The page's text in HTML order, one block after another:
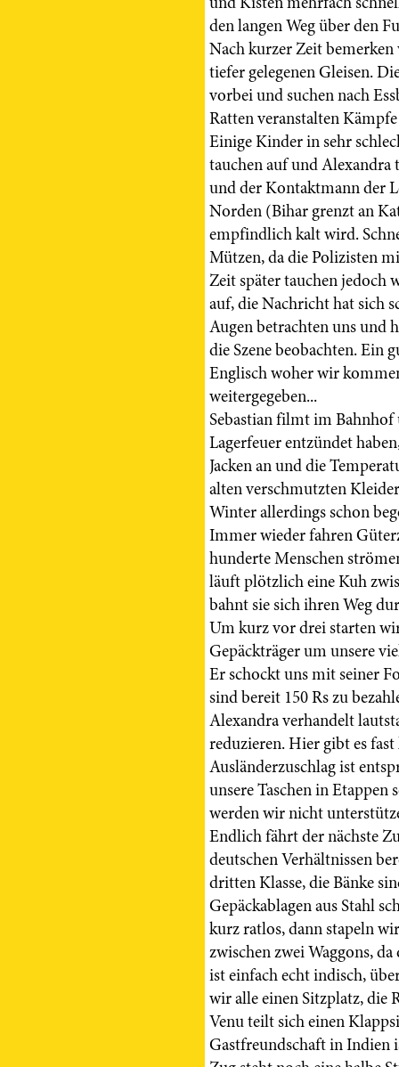
den langen Weg über den
Nach kurzer Zeit
tiefer gelegenen Gleisen.
vorbei und suchen nach
Ratten veranstalten
Einige Kinder in sehr
tauchen auf und Alexandra
und der Kontaktmann der
Norden (Bihar grenzt an
empfindlich kalt wird.
Mützen, da die Polizisten
Zeit später tauchen jedoch
auf, die Nachricht hat sich
Augen betrachten uns und
die Szene beobachten. Ein
Englisch woher wir
weitergegeben...
Sebastian filmt im
Lagerfeuer entzündet
Jacken an und die
alten verschmutzten
Winter allerdings schon
Immer wieder fahren
hunderte Menschen
läuft plötzlich eine Kuh
bahnt sie sich ihren Weg
Um kurz vor drei starten
Gepäckträger um unsere
Er schockt uns mit seiner
sind bereit 150 Rs zu
Alexandra verhandelt
reduzieren. Hier gibt es
Ausländerzuschlag ist
unsere Taschen in Etappen
werden wir nicht
Endlich fährt der nächste
deutschen Verhältnissen
dritten Klasse, die Bänke
Gepäckablagen aus Stahl
kurz ratlos, dann stapeln
zwischen zwei Waggons,
ist einfach echt indisch,
wir alle einen Sitzplatz, die
Venu teilt sich einen
Gastfreundschaft in Indien